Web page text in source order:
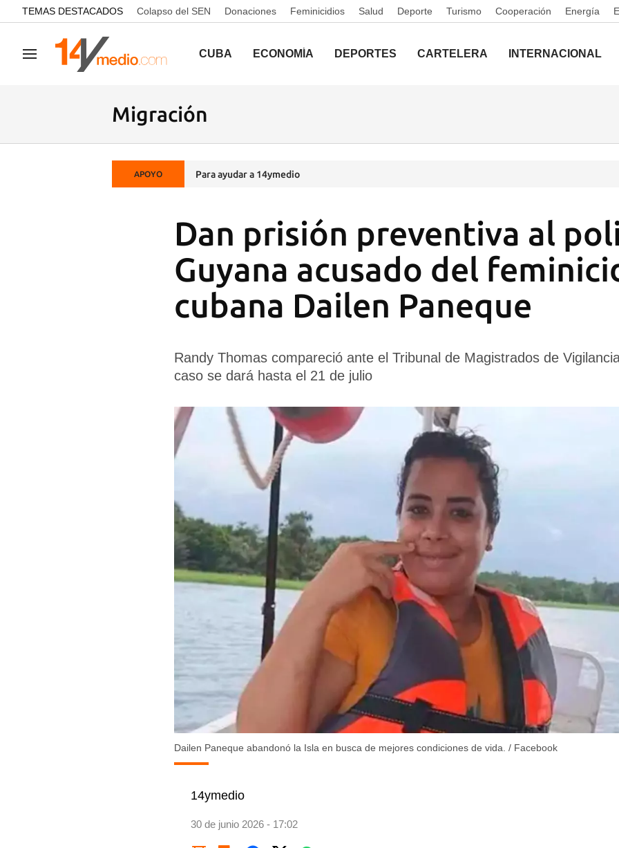
common.go-to-content
TEMAS DESTACADOS Colapso del SEN Donaciones Feminicidios Salud Deporte Turismo Cooperación Energía
Navegación CUBA ECONOMÍA DEPORTES CARTELERA INTERNACIONAL
Migración
APOYO Para ayudar a 14ymedio
Dan prisión preventiva al
Guyana acusado del
cubana Dailen Paneque
Randy Thomas compareció ante el Tribunal de Magistrados de
caso se dará hasta el 21 de julio
Dailen Paneque abandonó la Isla en busca de mejores condiciones de vida. / Facebook
14ymedio
30 de junio 2026 - 17:02